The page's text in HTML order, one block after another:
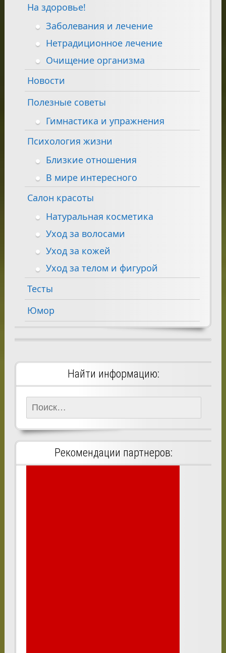
На здоровье!
Заболевания и лечение
Нетрадиционное лечение
Очищение организма
Новости
Полезные советы
Гимнастика и упражнения
Психология жизни
Близкие отношения
В мире интересного
Салон красоты
Натуральная косметика
Уход за волосами
Уход за кожей
Уход за телом и фигурой
Тесты
Юмор
Найти информацию:
Найти:
Рекомендации партнеров: